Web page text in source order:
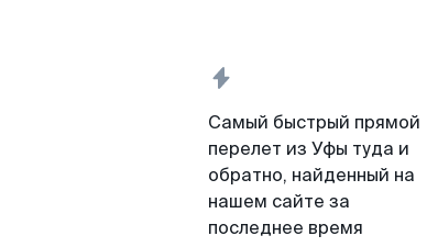
Самый быстрый прямой
перелет из Уфы туда и
обратно, найденный на
нашем сайте за
последнее время